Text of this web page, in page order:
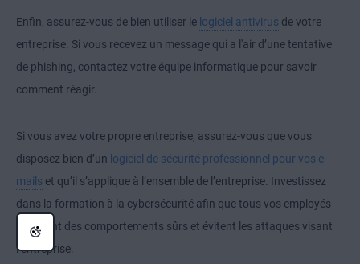
Enfin, assurez-vous de bien utiliser le logiciel antivirus de votre
entreprise. Si vous recevez un message qui a l'air d’une tentative
de phishing, contactez votre équipe informatique pour savoir
comment réagir.
Si vous avez votre propre entreprise, assurez-vous que vous
disposez bien d’un logiciel de sécurité professionnel pour vos e-
mails et qu’il s’applique à l’ensemble de l’entreprise. Investissez
dans la formation à la cybersécurité afin que tous vos employés
adoptent des comportements sûrs et évitent les attaques visant
l’entreprise.